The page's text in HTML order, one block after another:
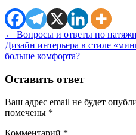
← Вопросы и ответы по
Дизайн интерьера в стиле
больше комфорта?
Оставить ответ
Ваш адрес email не будет
помечены *